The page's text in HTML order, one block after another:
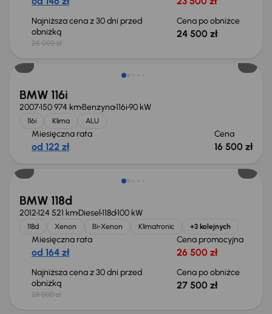
Najniższa cena z 30 dni przed
obniżką
25 000 zł
Cena po obniżce
24 500 zł
BMW 116i
2007150 974 kmBenzyna116i90 kW
116i Klima ALU
Miesięczna rata
od 122 zł
Cena
16 500 zł
Taniej o 500 zł
BMW 118d
2012124 521 kmDiesel118d100 kW
118d Xenon Bi-Xenon Klimatronic +3 kolejnych
Miesięczna rata
od 164 zł
Cena promocyjna
26 500 zł
Najniższa cena z 30 dni przed
obniżką
28 000 zł
Cena po obniżce
27 500 zł
Taniej o 1 000 zł